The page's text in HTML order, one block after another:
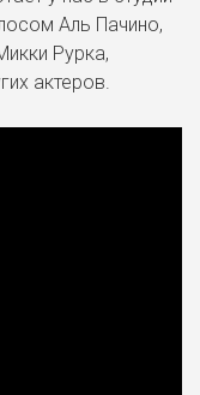
Аль Пачино,
Рурка,
актеров.